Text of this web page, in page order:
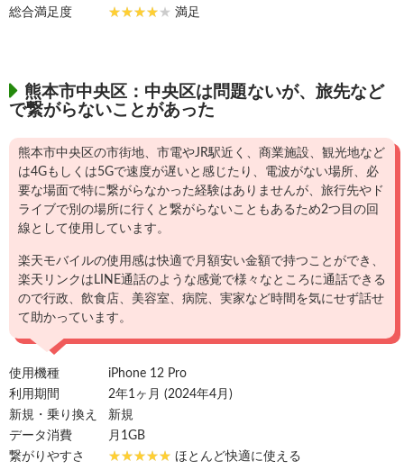
総合満足度
満足
熊本市中央区：中央区は問題ないが、旅先など
で繋がらないことがあった
熊本市中央区の市街地、市電やJR駅近く、商業施設、観光地など
は4Gもしくは5Gで速度が遅いと感じたり、電波がない場所、必
要な場面で特に繋がらなかった経験はありませんが、旅行先やド
ライブで別の場所に行くと繋がらないこともあるため2つ目の回
線として使用しています。
楽天モバイルの使用感は快適で月額安い金額で持つことができ、
楽天リンクはLINE通話のような感覚で様々なところに通話できる
ので行政、飲食店、美容室、病院、実家など時間を気にせず話せ
て助かっています。
使用機種
iPhone 12 Pro
利用期間
2年1ヶ月 (2024年4月)
新規・乗り換え
新規
データ消費
月1GB
繋がりやすさ
ほとんど快適に使える